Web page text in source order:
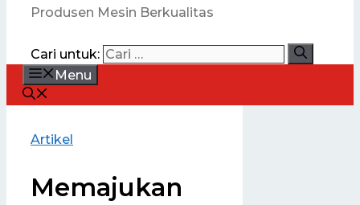
Produsen Mesin Berkualitas
Cari untuk:
Menu
Artikel
Memajukan